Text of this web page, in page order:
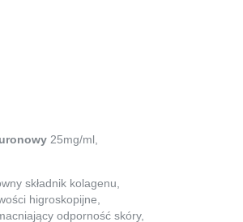
25mg/ml,
składnik kolagenu,
higroskopijne,
odporność skóry,